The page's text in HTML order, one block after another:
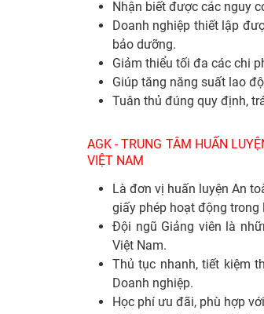
Nhận biết được các nguy
Doanh nghiệp thiết lập
bảo dưỡng.
Giảm thiểu tối đa các chi
Giúp tăng năng suất lao
Tuân thủ đúng quy định,
AGK - TRUNG TÂM HUẤN
VIỆT NAM
Là đơn vị huấn luyện An
giấy phép hoạt động trong
Đội ngũ Giảng viên là
Việt Nam.
Thủ tục nhanh, tiết kiệm
Doanh nghiệp.
Học phí ưu đãi, phù hợp